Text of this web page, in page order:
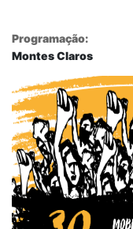
Programação:
Montes Claros